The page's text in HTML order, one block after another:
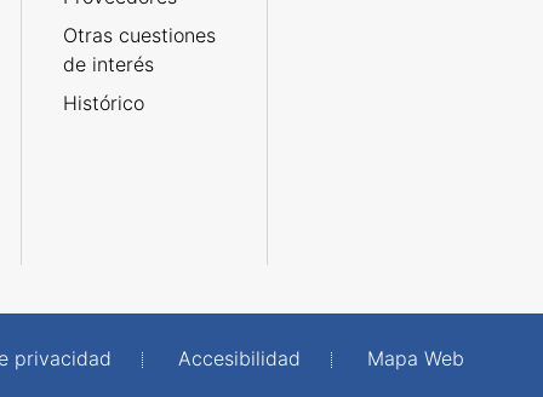
Otras cuestiones
de interés
Histórico
privacidad Accesibilidad
Mapa Web